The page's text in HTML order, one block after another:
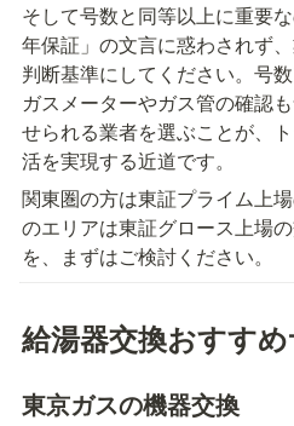
そして号数と同等以上に重要
年保証」の文言に惑わされず
判断基準にしてください。号
ガスメーターやガス管の確認
せられる業者を選ぶことが、
活を実現する近道です。
関東圏の方は東証プライム上
のエリアは東証グロース上場
を、まずはご検討ください。
給湯器交換おすす
東京ガスの機器交換